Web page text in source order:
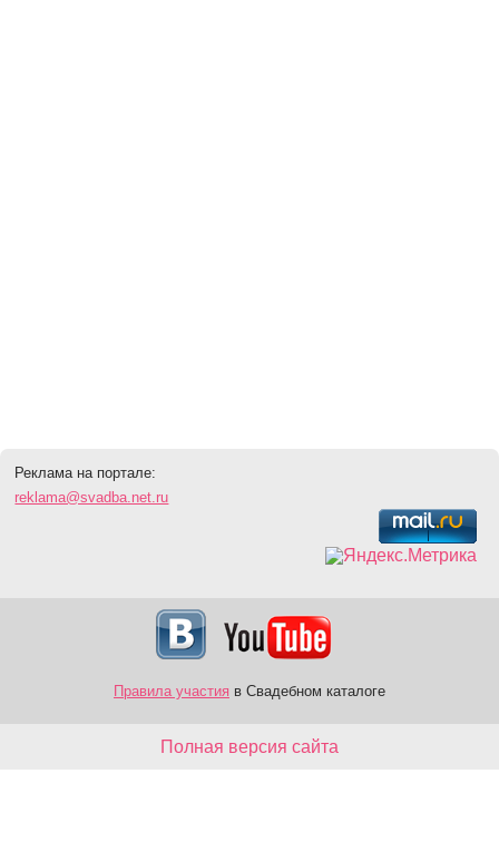
Реклама на портале:
reklama@svadba.net.ru
Правила участия в Свадебном каталоге
Полная версия сайта